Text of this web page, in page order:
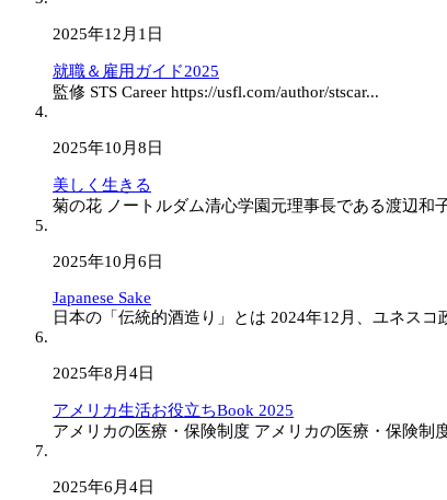
2025年12月1日
就職＆雇用ガイド2025
監修 STS Career https://usfl.com/author/stscar...
2025年10月8日
美しく生きる
菊の花 ノートルダム清心学園元理事長である渡辺和
2025年10月6日
Japanese Sake
日本の「伝統的酒造り」とは 2024年12月、ユネス
2025年8月4日
アメリカ生活お役立ちBook 2025
アメリカの医療・保険制度 アメリカの医療・保険制
2025年6月4日